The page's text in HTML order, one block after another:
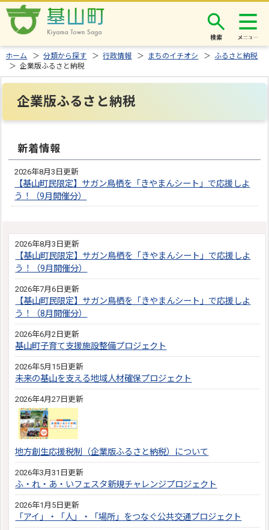
検索
ホーム ＞分類から探す ＞行政情報 ＞ まちのイチオシ ＞ふるさと納税
＞ 企業版ふるさと納税
企業版ふるさと納税
新着情報
2026年8月3日更新
【基山町民限定】サガン鳥栖を「きやまんシート」で応援しよ
う！（9月開催分）
2026年8月3日更新
【基山町民限定】サガン鳥栖を「きやまんシート」で応援しよ
う！（9月開催分）
2026年7月6日更新
【基山町民限定】サガン鳥栖を「きやまんシート」で応援しよ
う！（8月開催分）
2026年6月2日更新
基山町子育て支援施設整備プロジェクト
2026年5月15日更新
未来の基山を支える地域人材確保プロジェクト
2026年4月27日更新
地方創生応援税制（企業版ふるさと納税）について
2026年3月31日更新
ふ・れ・あ・いフェスタ新規チャレンジプロジェクト
2026年1月5日更新
「アイ」・「人」・「場所」をつなぐ公共交通プロジェクト